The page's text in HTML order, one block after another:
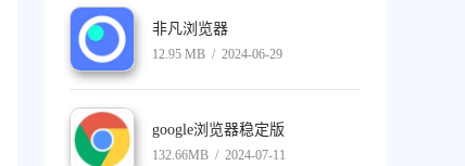
非凡浏览器
12.95 MB / 2024-06-29
google浏览器稳定版
132.66MB / 2024-07-11